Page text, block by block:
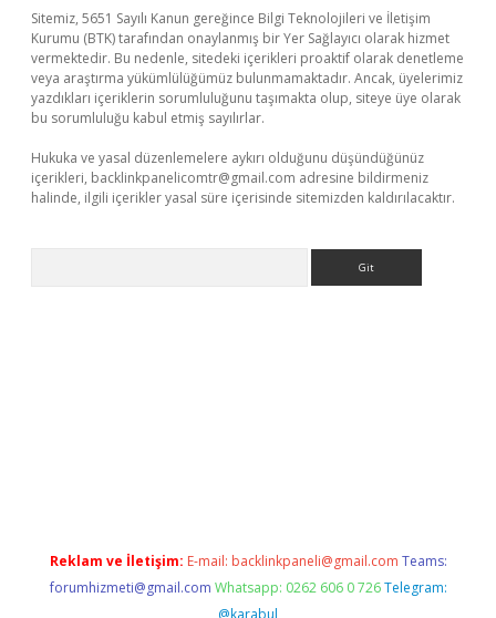
Sitemiz, 5651 Sayılı Kanun gereğince Bilgi Teknolojileri ve İletişim
Kurumu (BTK) tarafından onaylanmış bir Yer Sağlayıcı olarak hizmet
vermektedir. Bu nedenle, sitedeki içerikleri proaktif olarak denetleme
veya araştırma yükümlülüğümüz bulunmamaktadır. Ancak, üyelerimiz
yazdıkları içeriklerin sorumluluğunu taşımakta olup, siteye üye olarak
bu sorumluluğu kabul etmiş sayılırlar.
Hukuka ve yasal düzenlemelere aykırı olduğunu düşündüğünüz
içerikleri, backlinkpanelicomtr@gmail.com adresine bildirmeniz
halinde, ilgili içerikler yasal süre içerisinde sitemizden kaldırılacaktır.
Reklam ve İletişim: E-mail: backlinkpaneli@gmail.com Teams:
forumhizmeti@gmail.com Whatsapp: 0262 606 0 726 Telegram:
@karabul